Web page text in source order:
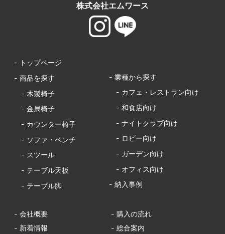
株式会社エムワース
- トップページ
- 商品を探す
- 木製椅子
- 金属椅子
- カウンター椅子
- ソファ・ベンチ
- スツール
- テーブル天板
- テーブル脚
- 業種から探す
- カフェ・レストラン向け
- 和食店向け
- ナイトクラブ向け
- ロビー向け
- ガーデン向け
- オフィス向け
- 納入事例
- 会社概要
- 購入の流れ
- 新着情報
- 総合案内